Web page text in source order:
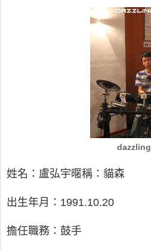
dazzling
姓名：盧弘宇暱稱：貓森
出生年月：1991.10.20
擔任職務：鼓手